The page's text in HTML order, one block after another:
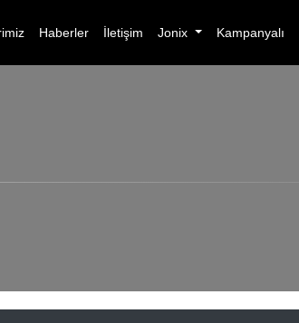
Haberler İletişim Jonix Kampanyalı